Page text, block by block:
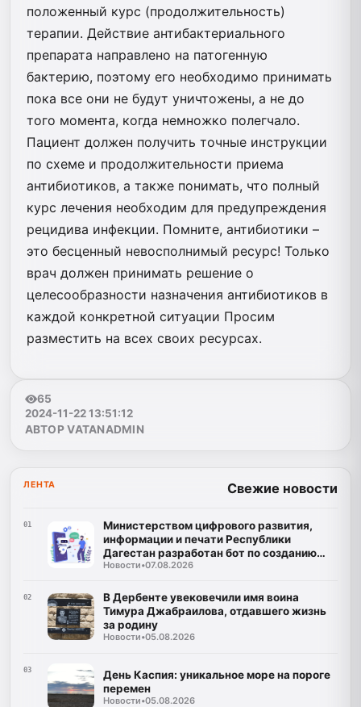
положенный курс (продолжительность)
терапии. Действие антибактериального
препарата направлено на патогенную
бактерию, поэтому его необходимо принимать
пока все они не будут уничтожены, а не до
того момента, когда немножко полегчало.
Пациент должен получить точные инструкции
по схеме и продолжительности приема
антибиотиков, а также понимать, что полный
курс лечения необходим для предупреждения
рецидива инфекции. Помните, антибиотики –
это бесценный невосполнимый ресурс! Только
врач должен принимать решение о
целесообразности назначения антибиотиков в
каждой конкретной ситуации Просим
разместить на всех своих ресурсах.
65
2024-11-22 13:51:12
АВТОР VATANADMIN
ЛЕНТА Свежие новости
01
Министерством цифрового развития,
информации и печати Республики
Дагестан разработан бот по созданию
корпусов национальных языков народов
Новости•07.08.2026
02
В Дербенте увековечили имя воина
Тимура Джабраилова, отдавшего жизнь
за родину
Новости•05.08.2026
03
День Каспия: уникальное море на пороге
перемен
Новости•05.08.2026